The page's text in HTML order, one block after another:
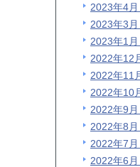
2023年4
2023年3
2023年1
2022年12
2022年11
2022年10
2022年9
2022年8
2022年7
2022年6